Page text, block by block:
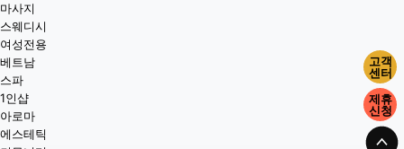
마사지
스웨디시
여성전용
베트남
스파
1인샵
아로마
에스테틱
고객
센터
제휴
신청